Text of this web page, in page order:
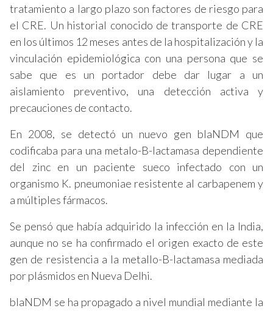
tratamiento a largo plazo son factores de riesgo para
el CRE. Un historial conocido de transporte de CRE
en los últimos 12 meses antes de la hospitalización y la
vinculación epidemiológica con una persona que se
sabe que es un portador debe dar lugar a un
aislamiento preventivo, una detección activa y
precauciones de contacto.
En 2008, se detectó un nuevo gen blaNDM que
codificaba para una metalo-B-lactamasa dependiente
del zinc en un paciente sueco infectado con un
organismo K. pneumoniae resistente al carbapenem y
a múltiples fármacos.
Se pensó que había adquirido la infección en la India,
aunque no se ha confirmado el origen exacto de este
gen de resistencia a la metallo-B-lactamasa mediada
por plásmidos en Nueva Delhi.
blaNDM se ha propagado a nivel mundial mediante la